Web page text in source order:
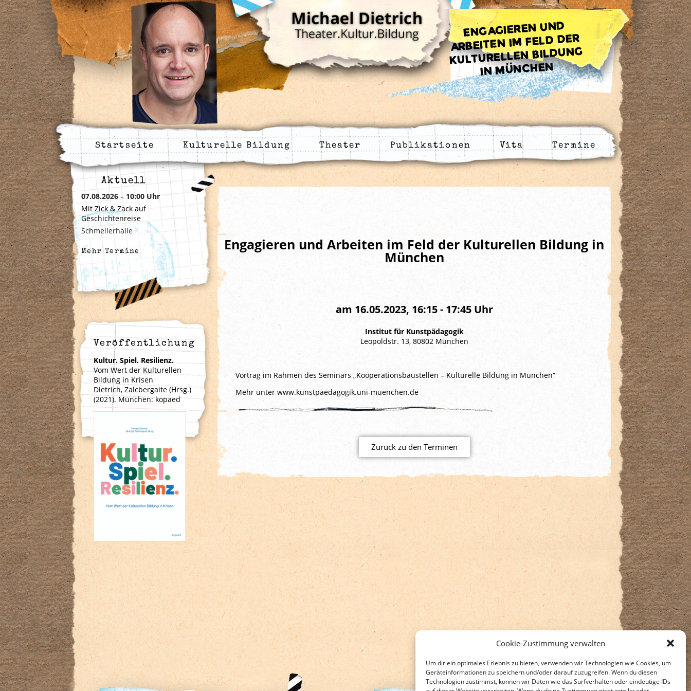
Cookie-Zustimmung verwalten
Um dir ein optimales Erlebnis zu bieten, verwenden wir Technologien wie Cookies, um
Geräteinformationen zu speichern und/oder darauf zuzugreifen. Wenn du diesen
Technologien zustimmst, können wir Daten wie das Surfverhalten oder eindeutige IDs
Startseite Kulturelle Bildung Theater Publikationen Vita Termine
ENGAGIEREN UND
ARBEITEN IM FELD DER
KULTURELLEN BILDUNG
IN MÜNCHEN
Aktuell
07.08.2026 – 10:00 Uhr
Mit Zick & Zack auf
Geschichtenreise
Schmellerhalle
Mehr Termine
Veröffentlichung
Kultur. Spiel. Resilienz.
Vom Wert der Kulturellen
Bildung in Krisen
Dietrich, Zalcbergaite (Hrsg.)
(2021). München: kopaed
Engagieren und Arbeiten im Feld der Kulturellen Bildung in
München
am 16.05.2023, 16:15 - 17:45 Uhr
Institut für Kunstpädagogik
Leopoldstr. 13, 80802 München
Vortrag im Rahmen des Seminars „Kooperationsbaustellen – Kulturelle Bildung in München“
Mehr unterwww.kunstpaedagogik.uni-muenchen.de
Zurück zu den Terminen